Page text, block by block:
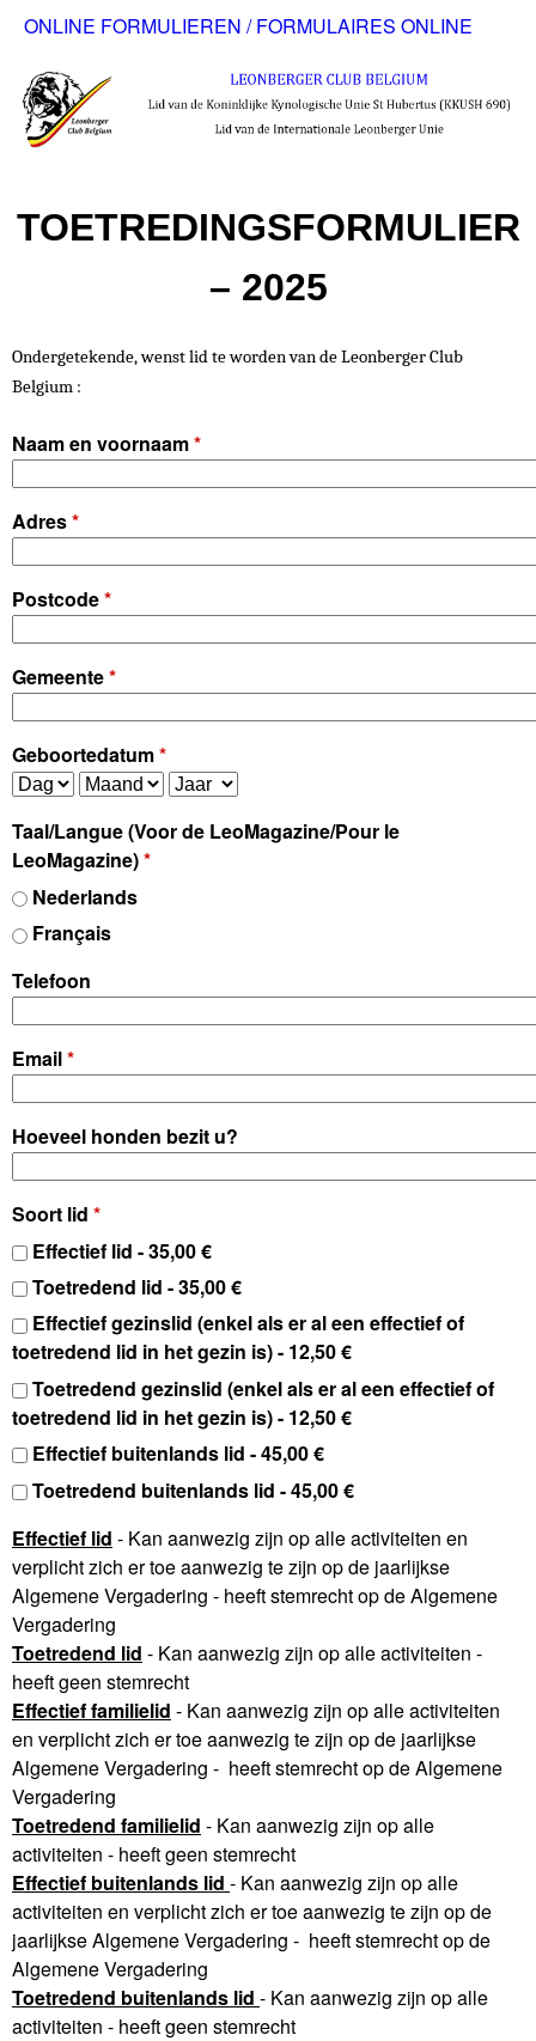
Overslaan
naar
gaan
L
E
O
N
B
R
G
E
R
C
L
U
B
B
E
L
G
I
U
M
o
o
d
n
u
ONLINE FORMULIEREN / FORMULAIRES ONLINE
TOETREDINGSFORMULIER
– 2025
Ondergetekende, wenst lid te worden van de Leonberger Club
Belgium :
Naam en voornaam*
Adres*
Postcode*
Gemeente*
Geboortedatum*
D
g
M
a
n
d
J
a
Taal/Langue (Voor de LeoMagazine/Pour le
LeoMagazine)*
Nederlands
Français
Telefoon
Email*
Hoeveel honden bezit u?
Soort lid *
Effectief lid - 35,00 €
Toetredend lid - 35,00 €
Effectief gezinslid (enkel als er al een effectief of
toetredend lid in het gezin is) - 12,50 €
Toetredend gezinslid (enkel als er al een effectief of
toetredend lid in het gezin is) - 12,50 €
Effectief buitenlands lid - 45,00 €
Toetredend buitenlands lid - 45,00 €
Effectief lid - Kan aanwezig zijn op alle activiteiten en
verplicht zich er toe aanwezig te zijn op de jaarlijkse
Algemene Vergadering - heeft stemrecht op de Algemene
Vergadering
Toetredend lid - Kan aanwezig zijn op alle activiteiten -
heeft geen stemrecht
Effectief familielid - Kan aanwezig zijn op alle activiteiten
en verplicht zich er toe aanwezig te zijn op de jaarlijkse
Algemene Vergadering - heeft stemrecht op de Algemene
Vergadering
Toetredend familielid - Kan aanwezig zijn op alle
activiteiten - heeft geen stemrecht
Effectief buitenlands lid - Kan aanwezig zijn op alle
activiteiten en verplicht zich er toe aanwezig te zijn op de
jaarlijkse Algemene Vergadering - heeft stemrecht op de
Algemene Vergadering
Toetredend buitenlands lid - Kan aanwezig zijn op alle
activiteiten - heeft geen stemrecht